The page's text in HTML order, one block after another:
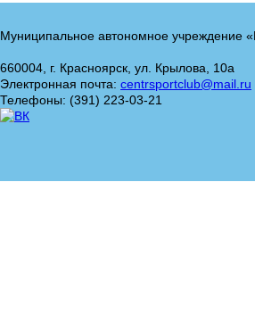
Муниципальное автономное учреждение
660004, г. Красноярск, ул. Крылова, 10а
Электронная почта: centrsportclub@mail.ru
Телефоны: (391) 223-03-21